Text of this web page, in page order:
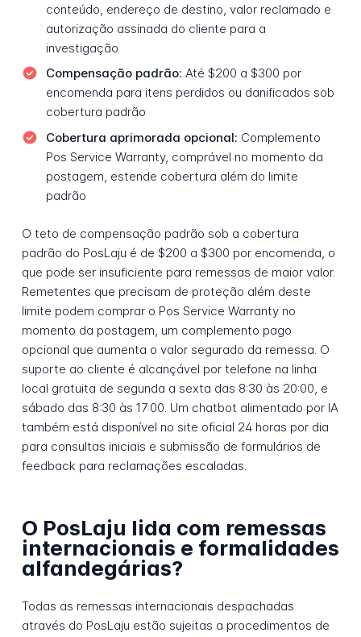
conteúdo, endereço de destino, valor reclamado e
autorização assinada do cliente para a
investigação
Compensação padrão: Até $200 a $300 por
encomenda para itens perdidos ou danificados sob
cobertura padrão
Cobertura aprimorada opcional: Complemento
Pos Service Warranty, comprável no momento da
postagem, estende cobertura além do limite
padrão
O teto de compensação padrão sob a cobertura
padrão do PosLaju é de $200 a $300 por encomenda, o
que pode ser insuficiente para remessas de maior valor.
Remetentes que precisam de proteção além deste
limite podem comprar o Pos Service Warranty no
momento da postagem, um complemento pago
opcional que aumenta o valor segurado da remessa. O
suporte ao cliente é alcançável por telefone na linha
local gratuita de segunda a sexta das 8:30 às 20:00, e
sábado das 8:30 às 17:00. Um chatbot alimentado por IA
também está disponível no site oficial 24 horas por dia
para consultas iniciais e submissão de formulários de
feedback para reclamações escaladas.
O PosLaju lida com remessas
internacionais e formalidades
alfandegárias?
Todas as remessas internacionais despachadas
através do PosLaju estão sujeitas a procedimentos de